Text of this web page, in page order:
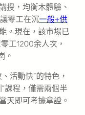
授，均衡木體驗、
零工在沉一般+供
。現在，該市場已
工1200余人次，
。
活動快”的特色，
課程，僅需兩個半
天即可考據拿證。